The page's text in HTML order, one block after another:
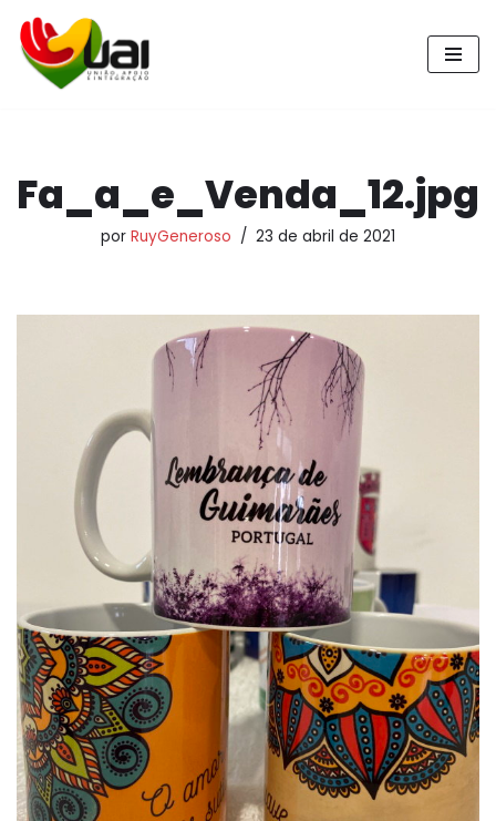
Pular
para
Fa_a_e_Venda_12.jpg
por RuyGeneroso 23 de abril de 2021